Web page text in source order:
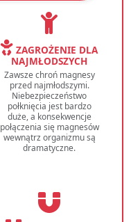
ZAGROŻENIE DLA
NAJMŁODSZYCH
Zawsze chroń magnesy
przed najmłodszymi.
Niebezpieczeństwo
połknięcia jest bardzo
duże, a konsekwencje
połączenia się magnesów
wewnątrz organizmu są
dramatyczne.